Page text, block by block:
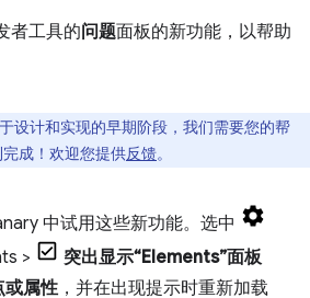
者工具的问题面板的新功能，以帮助
设计和实现的早期阶段，我们需要您的帮
成！欢迎您提供反馈。
中试用这些新功能。选中
>
突出显示“Elements”面板
或属性 ，并在出现提示时重新加载